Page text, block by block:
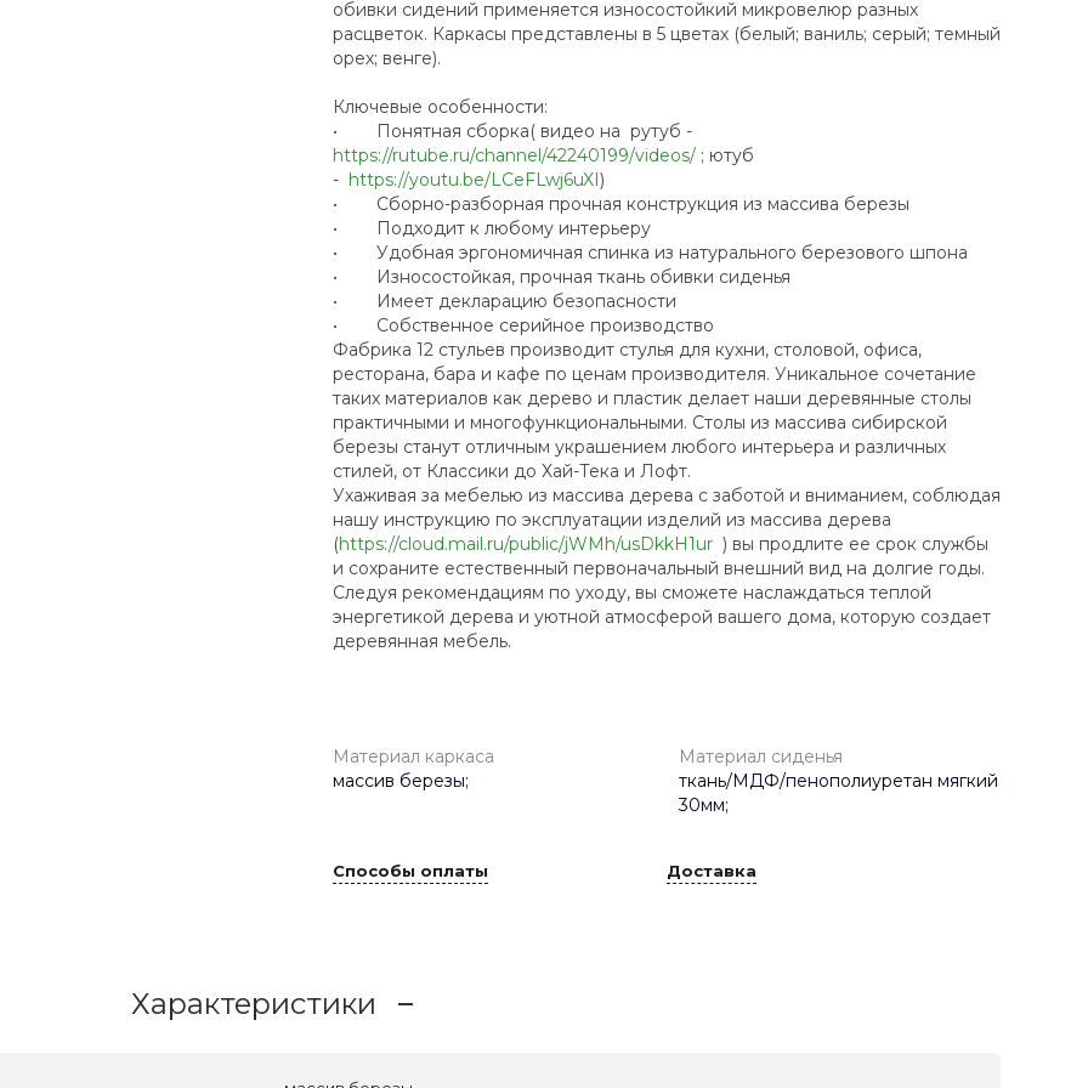
обивки сидений применяется износостойкий микровелюр разных
расцветок. Каркасы представлены в 5 цветах (белый; ваниль; серый; темный
орех; венге).
Ключевые особенности:
• Понятная сборка( видео на рутуб -
https://rutube.ru/channel/42240199/videos/ ; ютуб
- https://youtu.be/LCeFLwj6uXI)
• Сборно-разборная прочная конструкция из массива березы
• Подходит к любому интерьеру
• Удобная эргономичная спинка из натурального березового шпона
• Износостойкая, прочная ткань обивки сиденья
• Имеет декларацию безопасности
• Собственное серийное производство
Фабрика 12 стульев производит стулья для кухни, столовой, офиса,
ресторана, бара и кафе по ценам производителя. Уникальное сочетание
таких материалов как дерево и пластик делает наши деревянные столы
практичными и многофункциональными. Столы из массива сибирской
березы станут отличным украшением любого интерьера и различных
стилей, от Классики до Хай-Тека и Лофт.
Ухаживая за мебелью из массива дерева с заботой и вниманием, соблюдая
нашу инструкцию по эксплуатации изделий из массива дерева
(https://cloud.mail.ru/public/jWMh/usDkkH1ur ) вы продлите ее срок службы
и сохраните естественный первоначальный внешний вид на долгие годы.
Следуя рекомендациям по уходу, вы сможете наслаждаться теплой
энергетикой дерева и уютной атмосферой вашего дома, которую создает
деревянная мебель.
Материал каркаса
массив березы;
Материал сиденья
ткань/МДФ/пенополиуретан мягкий
30мм;
Способы оплаты Доставка
Характеристики